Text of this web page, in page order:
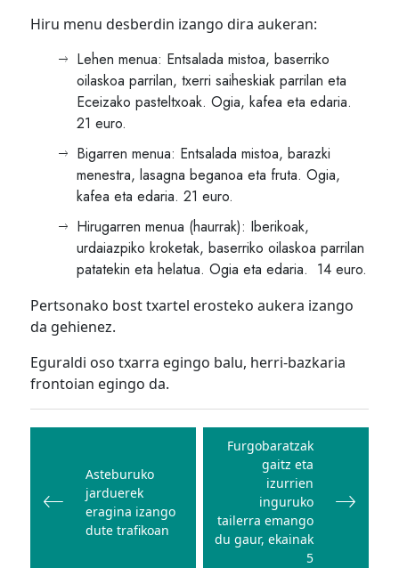
Hiru menu desberdin izango dira aukeran:
Lehen menua: Entsalada mistoa, baserriko
oilaskoa parrilan, txerri saiheskiak parrilan eta
Eceizako pasteltxoak. Ogia, kafea eta edaria.
21 euro.
Bigarren menua: Entsalada mistoa, barazki
menestra, lasagna beganoa eta fruta. Ogia,
kafea eta edaria. 21 euro.
Hirugarren menua (haurrak): Iberikoak,
urdaiazpiko kroketak, baserriko oilaskoa parrilan
patatekin eta helatua. Ogia eta edaria. 14 euro.
Pertsonako bost txartel erosteko aukera izango
da gehienez.
Eguraldi oso txarra egingo balu, herri-bazkaria
frontoian egingo da.
Bidalketetan
nabigatu
Asteburuko
jarduerek
eragina izango
dute trafikoan
Furgobaratzak
gaitz eta
izurrien
inguruko
tailerra emango
du gaur, ekainak
5